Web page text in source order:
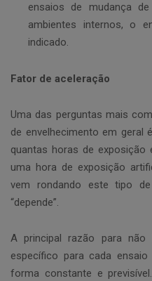
ensaios de mudança
ambientes internos, o
indicado.
Fator de aceleração
Uma das perguntas mais
de envelhecimento em geral
quantas horas de exposição
uma hora de exposição
vem rondando este tipo
“depende”.
A principal razão para
específico para cada
forma constante e